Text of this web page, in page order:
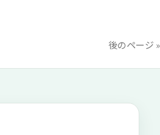
後のページ »